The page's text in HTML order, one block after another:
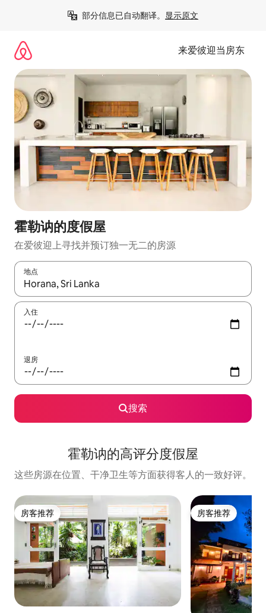
部分信息已自动翻译。 显示原文
来爱彼迎当房东
霍勒讷的度假屋
在爱彼迎上寻找并预订独一无二的房源
地点
如有搜索结果，请使用上下方向键查看，或通过点击或滑动手势
入住
退房
搜索
霍勒讷的高评分度假屋
这些房源在位置、干净卫生等方面获得客人的一致好评。
房客推荐
房客推荐 房客推荐
房客推荐